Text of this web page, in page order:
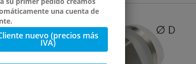
una cuenta de
nuevo (precios más
IVA)